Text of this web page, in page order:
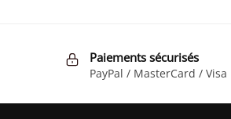
être
choisies
Paiements sécurisés
PayPal / MasterCard / Visa